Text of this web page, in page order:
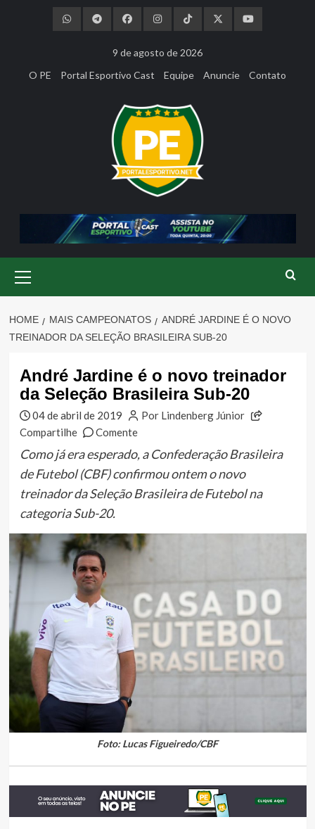
9 de agosto de 2026
O PE
Portal Esportivo Cast Equipe Anuncie Contato
Menu
HOME MAIS CAMPEONATOS
ANDRÉ JARDINE É O NOVO
TREINADOR DA SELEÇÃO BRASILEIRA SUB-20
André Jardine é o novo treinador
da Seleção Brasileira Sub-20
04 de abril de 2019
Por Lindenberg Júnior
Compartilhe
Comente
Como já era esperado, a Confederação Brasileira
de Futebol (CBF) confirmou ontem o novo
treinador da Seleção Brasileira de Futebol na
categoria Sub-20.
Foto: Lucas Figueiredo/CBF